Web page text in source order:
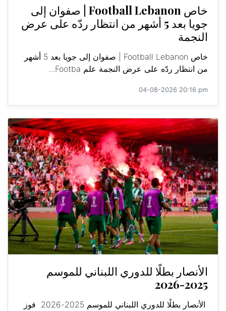
خاص Football Lebanon | صفوان إلى
جويا بعد 5 أشهر من انتظار ردّه على عرض
النجمة
خاص Football Lebanon | صفوان إلى جويا بعد 5 أشهر
من انتظار ردّه على عرض النجمة علم Footba...
04-08-2026 20:16 pm
الأنصار بطلًا للدوري اللبناني للموسم
2025-2026
الأنصار بطلًا للدوري اللبناني للموسم 2025-2026 فوز